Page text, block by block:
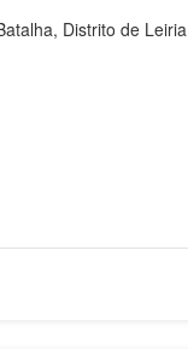
Distrito de Leiria